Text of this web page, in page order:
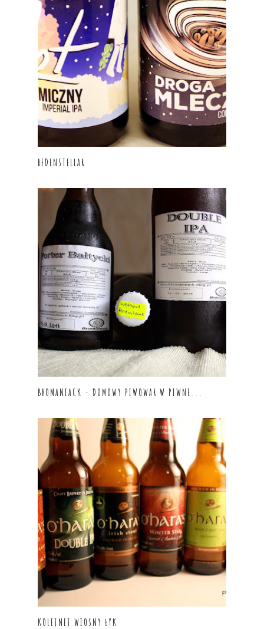
REDENSTELLAR
BROMANIACK - DOMOWY PIWOWAR W PIWNE...
KOLEJNEJ WIOSNY ŁYK